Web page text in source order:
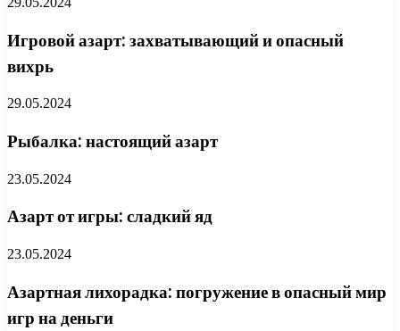
Игровой азарт: захватывающий и опасный
вихрь
29.05.2024
Рыбалка: настоящий азарт
23.05.2024
Азарт от игры: сладкий яд
23.05.2024
Азартная лихорадка: погружение в опасный мир
игр на деньги